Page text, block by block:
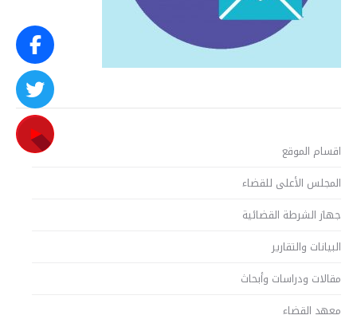
اقسام الموقع
المجلس الأعلى للقضاء
جهاز الشرطة القضائية
البيانات والتقارير
مقالات ودراسات وأبحاث
معهد القضاء